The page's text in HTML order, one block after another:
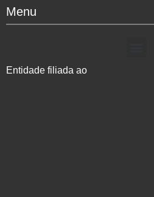
Menu
Entidade filiada ao